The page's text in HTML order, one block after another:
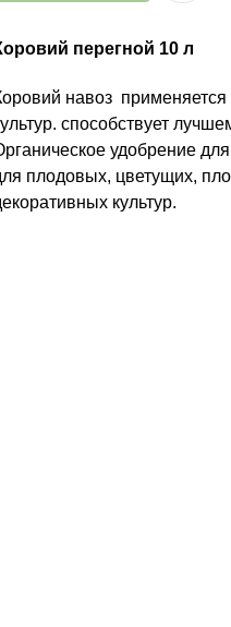
перегной 10 л
навоз применяется
способствует
удобрение
плодовых, цветущих,
культур.